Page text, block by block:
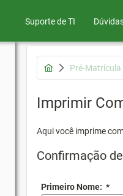
Suporte de TI
Pré-Matrícula
Imprimir
Aqui você imprime
Confirmação
Primeiro Nome: *